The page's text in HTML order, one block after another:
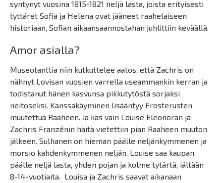
syntynyt vuosina 1815-1821 neljä lasta, joista erityisesti
tyttäret Sofia ja Helena ovat jääneet raahelaiseen
historiaan, Sofian aikaansaannostahan juhlittiin keväällä.
Amor asialla?
Museotanttia niin kutkuttelee aatos, että Zachris on
nähnyt Lovisan vuosien varrella useammankin kerran ja
todistanut hänen kasvunsa pikkutytöstä sorjaksi
neitoseksi. Kanssakäyminen lisääntyy Frosterusten
muutettua Raaheen. Ja kas vain Louise Eleonoran ja
Zachris Franzénin häitä vietettiin pian Raaheen muuton
jälkeen. Sulhanen on hieman päälle neljänkymmenen ja
morsio kahdenkymmenen neljän. Louise saa kaupan
päälle neljä lasta, yhden pojan ja kolme tytärtä, iältään
8-14-vuotiaita. Louisa ja Zachris saavat aikanaan